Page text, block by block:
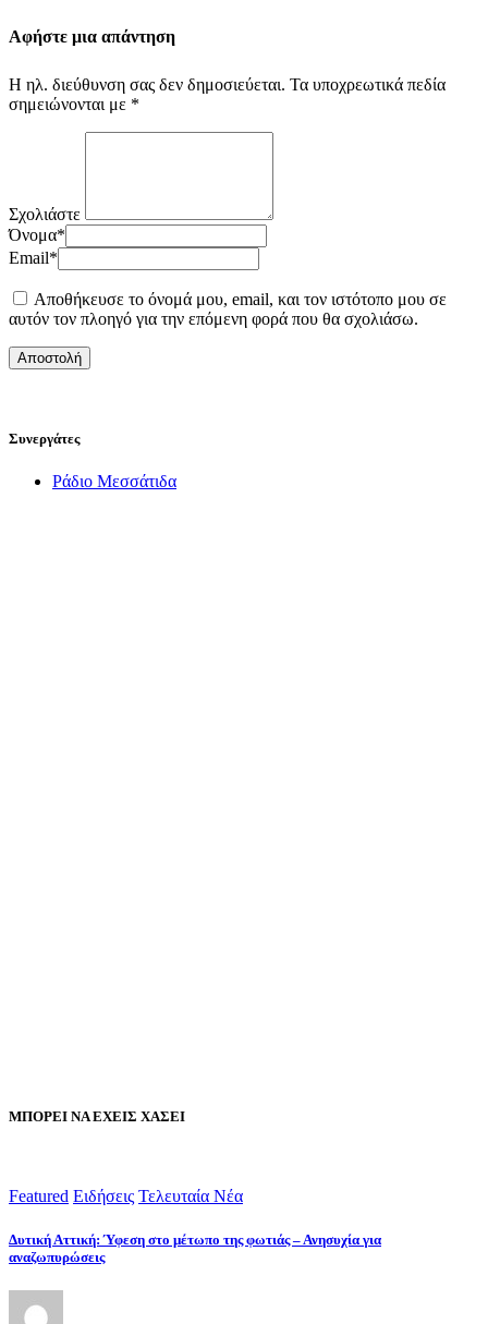
Αφήστε μια απάντηση
Η ηλ. διεύθυνση σας δεν δημοσιεύεται. Τα υποχρεωτικά πεδία
σημειώνονται με *
Σχολιάστε
Όνομα*
Email*
Αποθήκευσε το όνομά μου, email, και τον ιστότοπο μου σε
αυτόν τον πλοηγό για την επόμενη φορά που θα σχολιάσω.
Συνεργάτες
Ράδιο Μεσσάτιδα
ΜΠΟΡΕΙ ΝΑ ΕΧΕΙΣ ΧΑΣΕΙ
Featured Ειδήσεις Τελευταία Νέα
Δυτική Αττική: Ύφεση στο μέτωπο της φωτιάς – Ανησυχία για
αναζωπυρώσεις